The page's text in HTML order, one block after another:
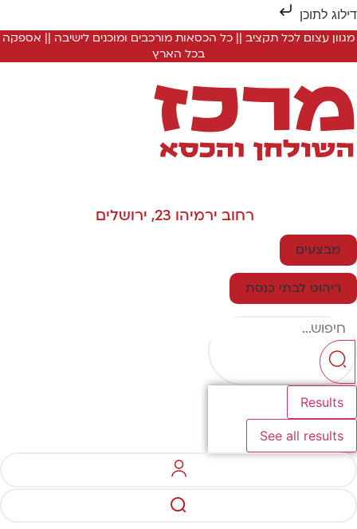
לתוכן
מגוון עצום לכל תקציב || כל הכסאות מורכבים ומוכנים לישיבה || אספקה
בכל הארץ
רחוב ירמיהו 23, ירושלים
מבצעים
ריהוט לבתי כנסת
Results
See all results